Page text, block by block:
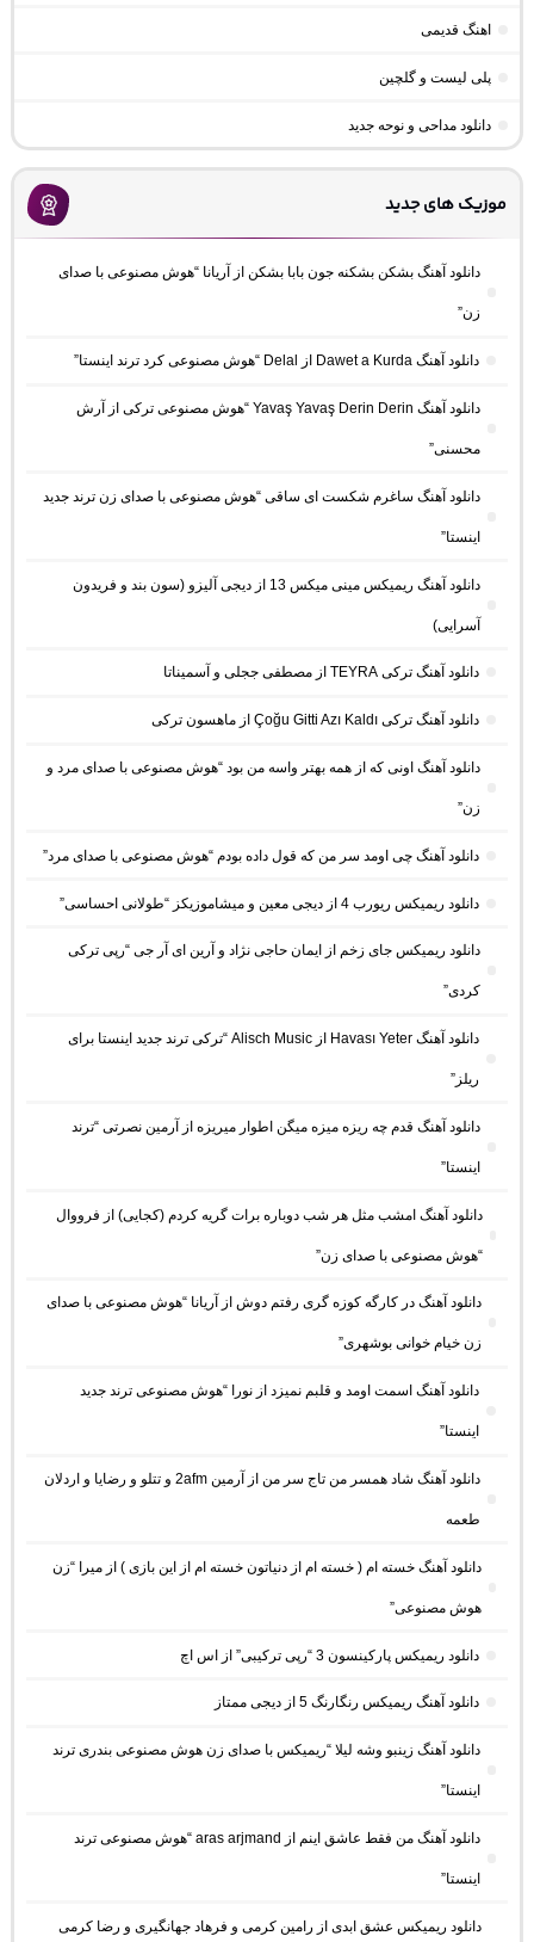
اهنگ قدیمی
پلی لیست و گلچین
دانلود مداحی و نوحه جدید
موزیک های جدید
دانلود آهنگ بشکن بشکنه جون بابا بشکن از آریانا “هوش مصنوعی با صدای
زن”
دانلود آهنگ Dawet a Kurda از Delal “هوش مصنوعی کرد ترند اینستا”
دانلود آهنگ Yavaş Yavaş Derin Derin “هوش مصنوعی ترکی از آرش
محسنی”
دانلود آهنگ ساغرم شکست ای ساقی “هوش مصنوعی با صدای زن ترند جدید
اینستا”
دانلود آهنگ ریمیکس مینی میکس 13 از دیجی آلیزو (سون بند و فریدون
آسرایی)
دانلود آهنگ ترکی TEYRA از مصطفی ججلی و آسمیناتا
دانلود آهنگ ترکی Çoğu Gitti Azı Kaldı از ماهسون ترکی
دانلود آهنگ اونی که از همه بهتر واسه من بود “هوش مصنوعی با صدای مرد و
زن”
دانلود آهنگ چی اومد سر من که قول داده بودم “هوش مصنوعی با صدای مرد”
دانلود ریمیکس ریورب 4 از دیجی معین و میشاموزیکز “طولانی احساسی”
دانلود ریمیکس جای زخم از ایمان حاجی نژاد و آرین ای آر جی “رپی ترکی
کردی”
دانلود آهنگ Havası Yeter از Alisch Music “ترکی ترند جدید اینستا برای
ریلز”
دانلود آهنگ ﻗﺪم ﭼﻪ رﻳﺰه ﻣﻴﺰه ﻣﻴﮕﻦ اﻃﻮار ﻣﻴﺮﻳﺰه از آرمین نصرتی “ترند
اینستا”
دانلود آهنگ امشب مثل هر شب دوباره برات گریه کردم (کجایی) از فرووال
“هوش مصنوعی با صدای زن”
دانلود آهنگ در کارگه کوزه گری رفتم دوش از آریانا “هوش مصنوعی با صدای
زن خیام خوانی بوشهری”
دانلود آهنگ اسمت اومد و قلبم نمیزد از نورا “هوش مصنوعی ترند جدید
اینستا”
دانلود آهنگ شاد همسر من تاج سر من از آرمین 2afm و تتلو و رضایا و اردلان
طعمه
دانلود آهنگ خسته ام ( خسته ام از دنیاتون خسته ام از این بازی ) از میرا “زن
هوش مصنوعی”
دانلود ریمیکس پارکینسون 3 “رپی ترکیبی” از اس اچ
دانلود آهنگ ریمیکس رنگارنگ 5 از دیجی ممتاز
دانلود آهنگ زینبو وشه لیلا “ریمیکس با صدای زن هوش مصنوعی بندری ترند
اینستا”
دانلود آهنگ من فقط عاشق اینم از aras arjmand “هوش مصنوعی ترند
اینستا”
دانلود ریمیکس عشق ابدی از رامین کرمی و فرهاد جهانگیری و رضا کرمی